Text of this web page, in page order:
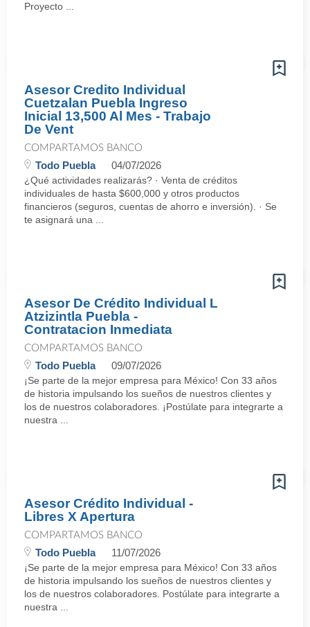
Proyecto ...
Asesor Credito Individual
Cuetzalan Puebla Ingreso
Inicial 13,500 Al Mes - Trabajo
De Vent
COMPARTAMOS BANCO
Todo Puebla 04/07/2026
¿Qué actividades realizarás? · Venta de créditos
individuales de hasta $600,000 y otros productos
financieros (seguros, cuentas de ahorro e inversión). · Se
te asignará una ...
Asesor De Crédito Individual L
Atzizintla Puebla -
Contratacion Inmediata
COMPARTAMOS BANCO
Todo Puebla 09/07/2026
¡Se parte de la mejor empresa para México! Con 33 años
de historia impulsando los sueños de nuestros clientes y
los de nuestros colaboradores. ¡Postúlate para integrarte a
nuestra ...
Asesor Crédito Individual -
Libres X Apertura
COMPARTAMOS BANCO
Todo Puebla 11/07/2026
¡Se parte de la mejor empresa para México! Con 33 años
de historia impulsando los sueños de nuestros clientes y
los de nuestros colaboradores. Postúlate para integrarte a
nuestra ...